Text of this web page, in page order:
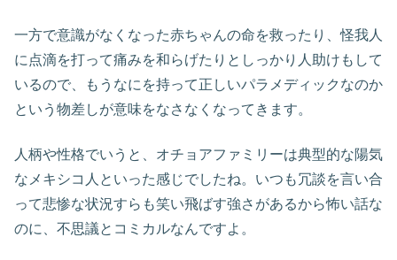
一方で意識がなくなった赤ちゃんの命を救ったり、怪我人
に点滴を打って痛みを和らげたりとしっかり人助けもして
いるので、もうなにを持って正しいパラメディックなのか
という物差しが意味をなさなくなってきます。
人柄や性格でいうと、オチョアファミリーは典型的な陽気
なメキシコ人といった感じでしたね。いつも冗談を言い合
って悲惨な状況すらも笑い飛ばす強さがあるから怖い話な
のに、不思議とコミカルなんですよ。